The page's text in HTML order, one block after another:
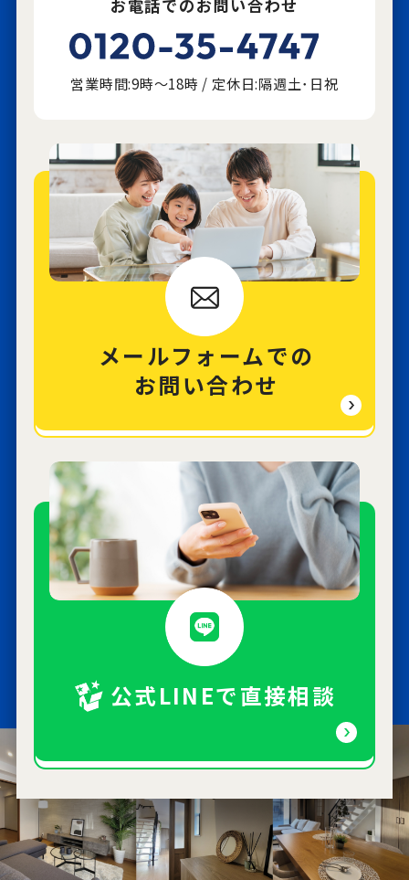
お電話でのお問い合わせ
営業時間:9時～18時 / 定休日:隔週土･日祝
メールフォームでの
お問い合わせ
公式LINEで直接相談